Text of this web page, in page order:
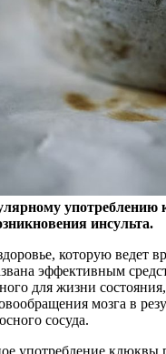
инсульта.
которую ведет
эффективным
для жизни
мозга в
сосуда.